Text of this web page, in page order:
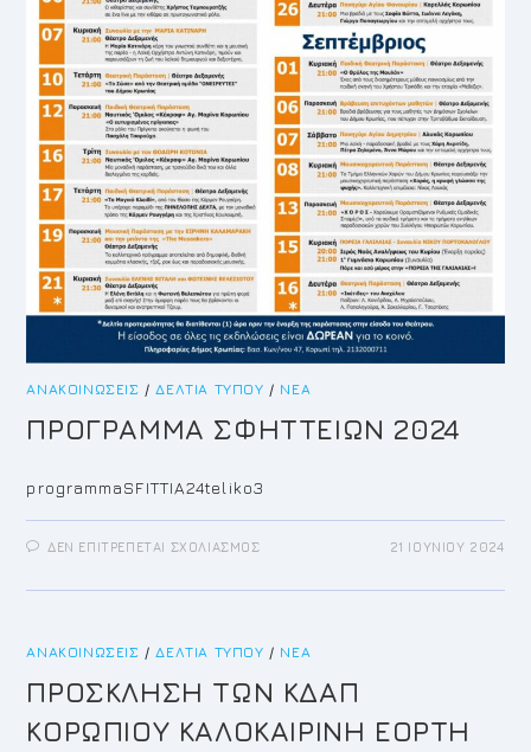
ΑΝΑΚΟΙΝΏΣΕΙΣ /ΔΕΛΤΊΑ ΤΎΠΟΥ / ΝΈΑ
ΠΡΟΓΡΑΜΜΑ ΣΦΗΤΤΕΙΩΝ 2024
programmaSFITTIA24teliko3
ΔΕΝ ΕΠΙΤΡΈΠΕΤΑΙ ΣΧΟΛΙΑΣΜΌΣΣΤΟ
2024
21 ΙΟΥΝΊΟΥ 2024
ΑΝΑΚΟΙΝΏΣΕΙΣ /ΔΕΛΤΊΑ ΤΎΠΟΥ / ΝΈΑ
ΠΡΟΣΚΛΗΣΗ ΤΩΝ ΚΔΑΠ
ΚΟΡΩΠΙΟΥ ΚΑΛΟΚΑΙΡΙΝΗ ΕΟΡΤΗ